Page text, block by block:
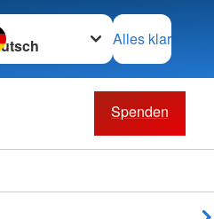
wechseln zu
Alles klar
Spenden